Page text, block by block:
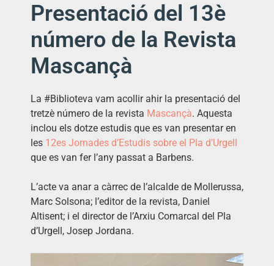
Presentació del 13è
número de la Revista
Mascançà
La #Biblioteva vam acollir ahir la presentació del
tretzè número de la revista Mascançà. Aquesta
inclou els dotze estudis que es van presentar en
les 12es Jornades d’Estudis sobre el Pla d’Urgell
que es van fer l’any passat a Barbens.
L’acte va anar a càrrec de l’alcalde de Mollerussa,
Marc Solsona; l’editor de la revista, Daniel
Altisent; i el director de l’Arxiu Comarcal del Pla
d’Urgell, Josep Jordana.